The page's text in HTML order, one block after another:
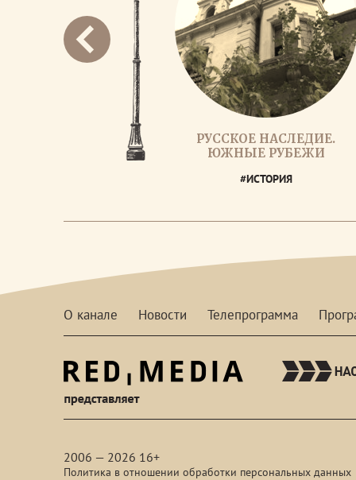
РУССКОЕ НАСЛЕДИЕ.
ЮЖНЫЕ РУБЕЖИ
#ИСТОРИЯ
О канале Новости Телепрограмма
2006 — 2026 16+
Политика в отношении обработки персональных данных